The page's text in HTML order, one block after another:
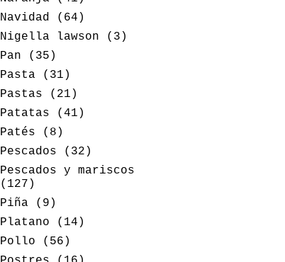
Navidad
(64)
Nigella lawson
(3)
Pan
(35)
Pasta
(31)
Pastas
(21)
Patatas
(41)
Patés
(8)
Pescados
(32)
Pescados y mariscos
(127)
Piña
(9)
Platano
(14)
Pollo
(56)